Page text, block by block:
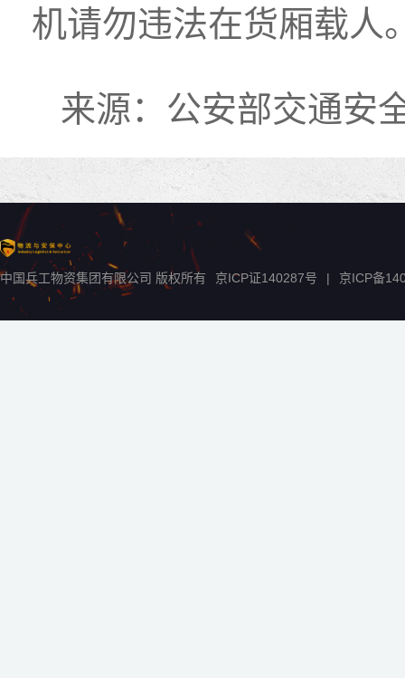
机请勿违法在货厢载人
来源：公安部交通安
中国兵工物资集团有限公司 版权所有 京ICP证140287号 | 京ICP备